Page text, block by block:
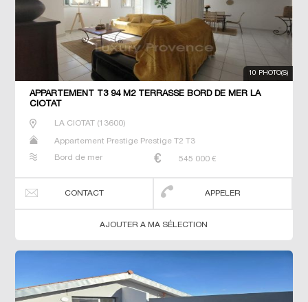
10 PHOTO(S)
APPARTEMENT T3 94 M2 TERRASSE BORD DE MER LA
CIOTAT
LA CIOTAT (13600)
Appartement Prestige Prestige T2 T3
Bord de mer 545 000 €
CONTACT APPELER
AJOUTER A MA SÉLECTION